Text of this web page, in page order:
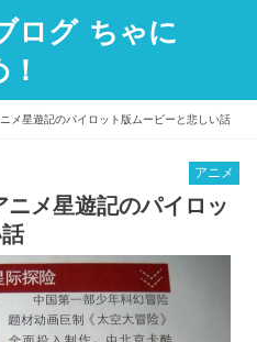
ログ ちゃに
メ星遊記のパイロット版ムービーと悲しい話
アニメ
ニメ星遊記のパイロッ